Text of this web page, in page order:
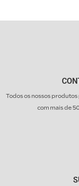
Todos os nossos
com mais de